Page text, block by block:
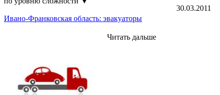
30.03.2011
Ивано-Франковская область: эвакуаторы
Читать дальше